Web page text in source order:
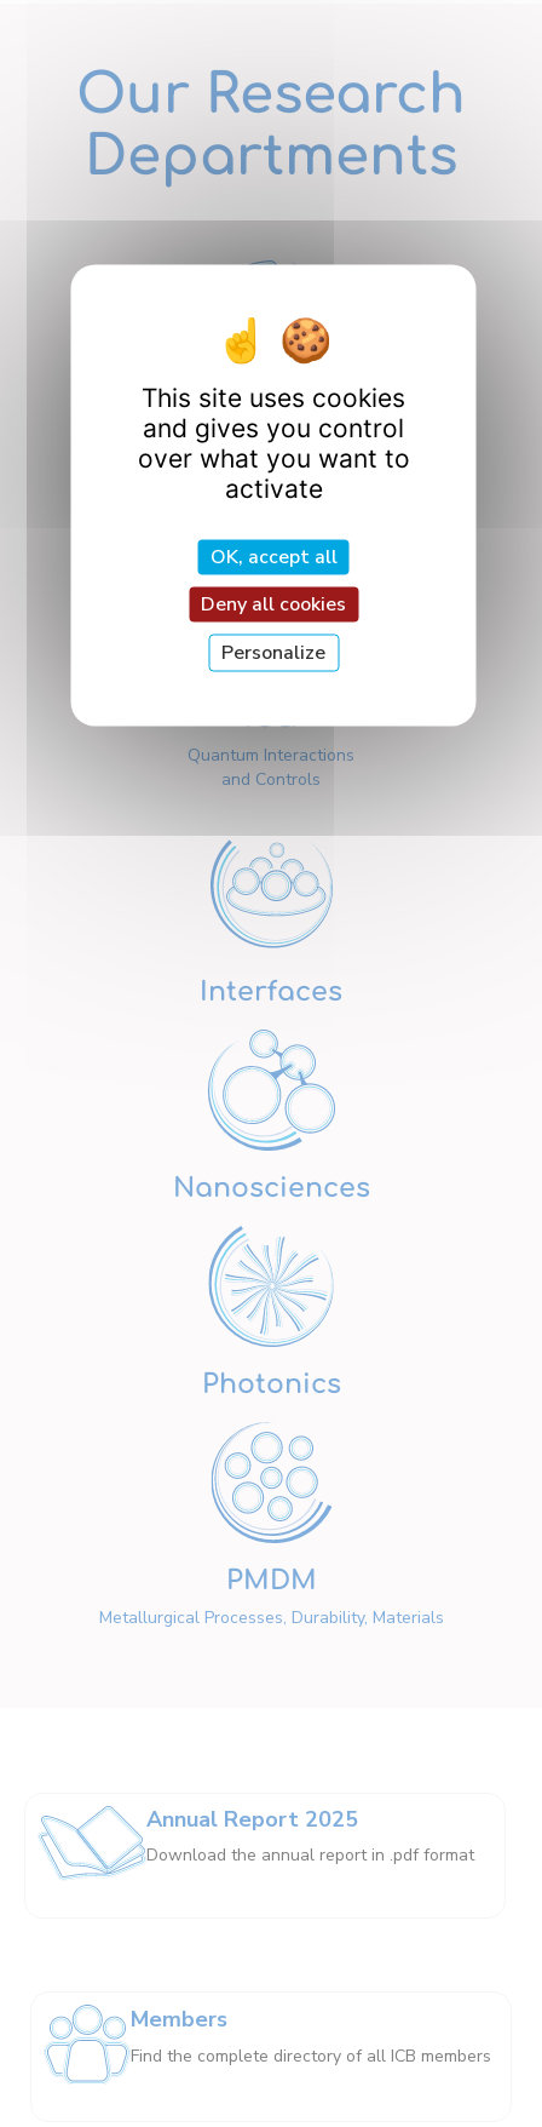
Our Research
Departments
CO2M
Design, Optimization,
and Mechanics
Design
Quantum Interactions
and Controls
Interfaces
Nanosciences
Photonics
PMDM
Metallurgical Processes, Durability, Materials
Annual Report 2025
Download the annual report in .pdf format
Members
Find the complete directory of all ICB members
This site uses cookies
and gives you control
over what you want to
activate
OK, accept all
Deny all cookies
Personalize